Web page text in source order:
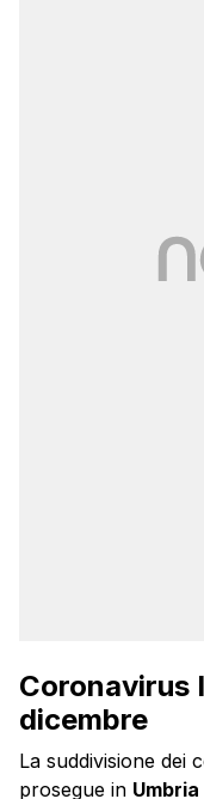
Coronavirus
dicembre
La suddivisione dei
prosegue in Umbria